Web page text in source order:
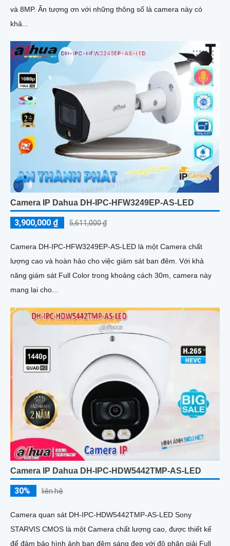
và 8MP. Ấn tượng ơn với những thông số là camera này có
khả...
Camera IP Dahua DH-IPC-HFW3249EP-AS-LED
3,900,000 ₫ 5,611,000 ₫
Camera DH-IPC-HFW3249EP-AS-LED là một Camera chất
lượng cao và hoàn hảo cho việc giám sát ban đêm. Với khả
năng giám sát Full Color trong khoảng cách 30m, camera này
mang lại cho...
Camera IP Dahua DH-IPC-HDW5442TMP-AS-LED
30% liên hệ
Camera quan sát DH-IPC-HDW5442TMP-AS-LED Sony
STARVIS CMOS là một Camera chất lượng cao, được thiết kế
để đảm bảo hình ảnh ban đêm sáng đẹp với độ phân giải Full